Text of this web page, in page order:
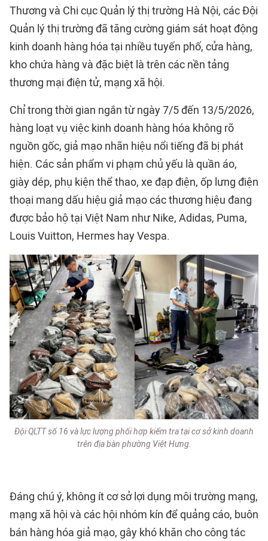
Thương và Chi cục Quản lý thị trường Hà Nội, các Đội
Quản lý thị trường đã tăng cường giám sát hoạt động
kinh doanh hàng hóa tại nhiều tuyến phố, cửa hàng,
kho chứa hàng và đặc biệt là trên các nền tảng
thương mại điện tử, mạng xã hội.
Chỉ trong thời gian ngắn từ ngày 7/5 đến 13/5/2026,
hàng loạt vụ việc kinh doanh hàng hóa không rõ
nguồn gốc, giả mạo nhãn hiệu nổi tiếng đã bị phát
hiện. Các sản phẩm vi phạm chủ yếu là quần áo,
giày dép, phụ kiện thể thao, xe đạp điện, ốp lưng điện
thoại mang dấu hiệu giả mạo các thương hiệu đang
được bảo hộ tại Việt Nam như Nike, Adidas, Puma,
Louis Vuitton, Hermes hay Vespa.
Đội QLTT số 16 và lực lượng phối hợp kiểm tra tại cơ sở kinh doanh
trên địa bàn phường Việt Hưng.
Đáng chú ý, không ít cơ sở lợi dụng môi trường mạng,
mạng xã hội và các hội nhóm kín để quảng cáo, buôn
bán hàng hóa giả mạo, gây khó khăn cho công tác